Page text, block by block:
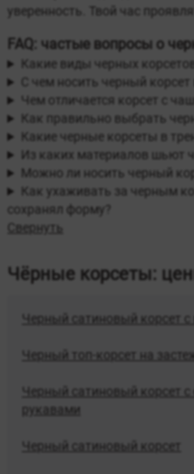
уверенность. Твой час
FAQ: частые вопросы о
Какие виды черных
С чем носить черный
Чем отличается корсет с
Как правильно выбрать
Какие черные корсеты в
Из каких материалов шьют
Можно ли носить черный
Как ухаживать за черным
сохранял форму?
Свернуть
Чёрные корсеты:
Черный сатиновый корсет
Черный топ-корсет на
Черный сатиновый корсет
рукавами
Черный сатиновый корсет